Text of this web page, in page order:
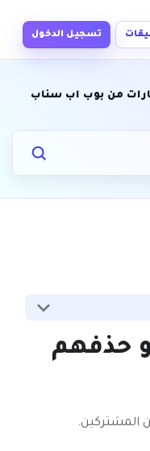
تسجيل الدخول
من بوب اب سناب
حذفهم
المشتركين.